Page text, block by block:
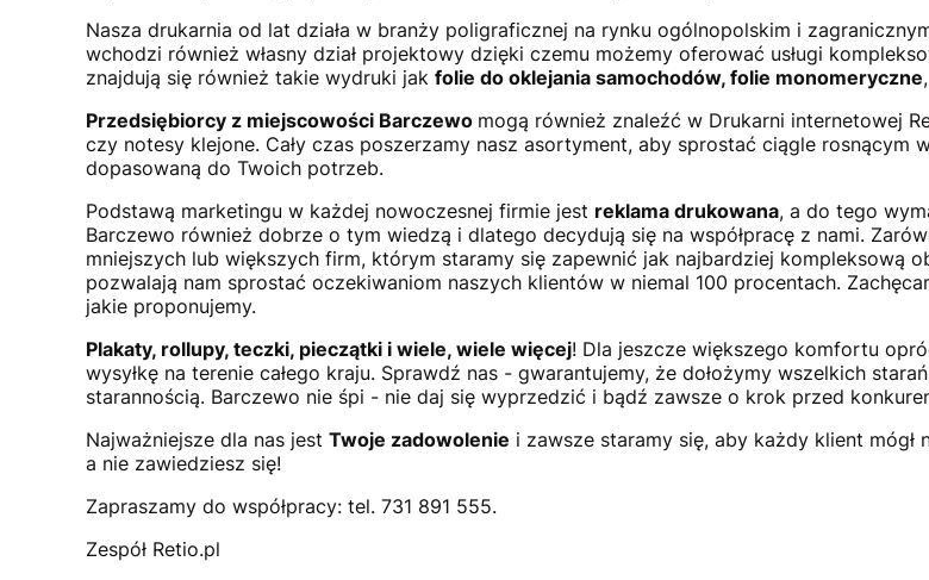
Nasza drukarnia od lat działa w branży poligraficznej na rynku ogólnopolskim i
wchodzi również własny dział projektowy dzięki czemu możemy oferować usługi
znajdują się również takie wydruki jak folie do oklejania samochodów, folie monomeryczne
Przedsiębiorcy z miejscowości Barczewo mogą również znaleźć w Drukarni internetowej
czy notesy klejone. Cały czas poszerzamy nasz asortyment, aby sprostać ciągle
dopasowaną do Twoich potrzeb.
Podstawą marketingu w każdej nowoczesnej firmie jest reklama drukowana, a do tego
Barczewo również dobrze o tym wiedzą i dlatego decydują się na współpracę z nami.
mniejszych lub większych firm, którym staramy się zapewnić jak najbardziej kompleksową
pozwalają nam sprostać oczekiwaniom naszych klientów w niemal 100 procentach.
jakie proponujemy.
Plakaty, rollupy, teczki, pieczątki i wiele, wiele więcej! Dla jeszcze większego komfortu
wysyłkę na terenie całego kraju. Sprawdź nas - gwarantujemy, że dołożymy wszelkich
starannością. Barczewo nie śpi - nie daj się wyprzedzić i bądź zawsze o krok przed
Najważniejsze dla nas jest Twoje zadowolenie i zawsze staramy się, aby każdy klient
a nie zawiedziesz się!
Zapraszamy do współpracy: tel. 731 891 555.
Zespół Retio.pl